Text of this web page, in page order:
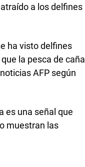
a los delfines
ha visto delfines
la pesca de caña
AFP según
es una señal que
muestran las